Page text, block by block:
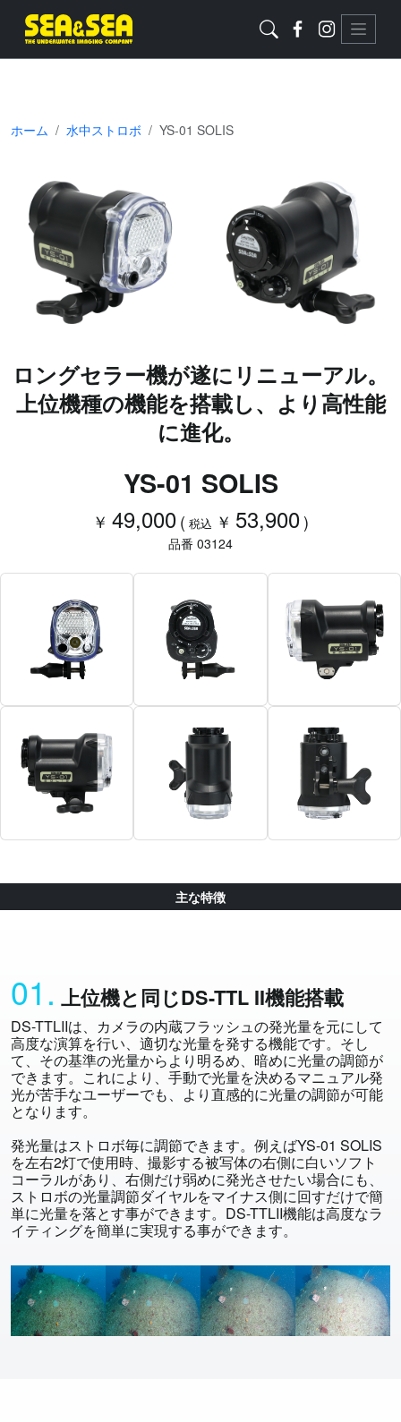
ホーム 水中ストロボ YS-01 SOLIS
ロングセラー機が遂にリニューアル。
上位機種の機能を搭載し、より高性能
に進化。
YS-01 SOLIS
￥ 49,000( 税込 ￥ 53,900)
品番 03124
主な特徴
01. 上位機と同じDS-TTL II機能搭載
DS-TTLIIは、カメラの内蔵フラッシュの発光量を元にして
高度な演算を行い、適切な光量を発する機能です。そし
て、その基準の光量からより明るめ、暗めに光量の調節が
できます。これにより、手動で光量を決めるマニュアル発
光が苦手なユーザーでも、より直感的に光量の調節が可能
となります。
発光量はストロボ毎に調節できます。例えばYS-01 SOLIS
を左右2灯で使用時、撮影する被写体の右側に白いソフト
コーラルがあり、右側だけ弱めに発光させたい場合にも、
ストロボの光量調節ダイヤルをマイナス側に回すだけで簡
単に光量を落とす事ができます。DS-TTLII機能は高度なラ
イティングを簡単に実現する事ができます。